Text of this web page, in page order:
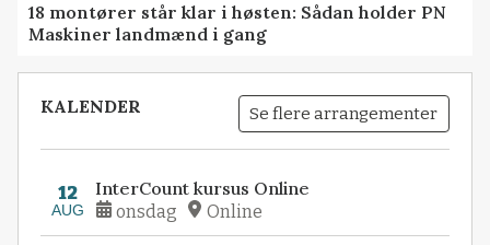
18 montører står klar i høsten: Sådan holder PN
Maskiner landmænd i gang
KALENDER Se flere arrangementer
12
AUG
InterCount kursus Online
onsdag Online